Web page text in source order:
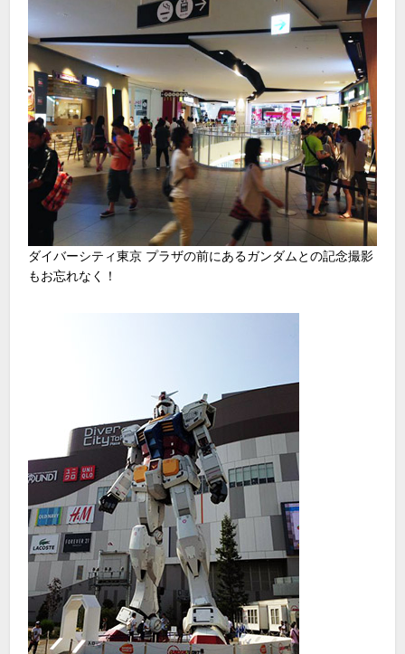
ダイバーシティ東京 プラザの前にあるガンダムとの記念撮影
もお忘れなく！